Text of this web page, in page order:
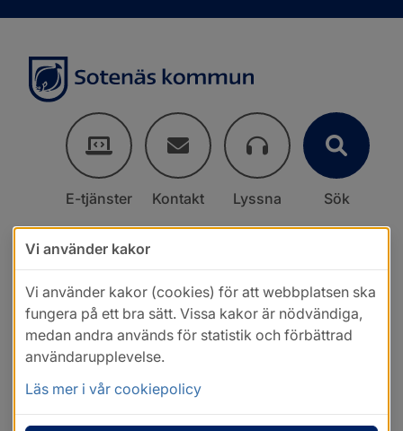
E-tjänster Kontakt Lyssna Sök
Vi använder kakor
Vi använder kakor (cookies) för att webbplatsen ska
fungera på ett bra sätt. Vissa kakor är nödvändiga,
medan andra används för statistik och förbättrad
användarupplevelse.
Läs mer i vår cookiepolicy